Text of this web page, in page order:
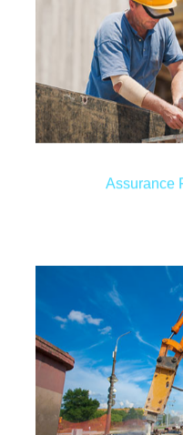
Assurance
Assurance
Votre entreprise
technique sur un
placement d’une
possibilités
fonctionnement
responsabilité civile
C’est la
employée par les
déclaré. Cette
dommages pouvant
vous même et vos
travail. Il n’est
manipulation d’un
bien